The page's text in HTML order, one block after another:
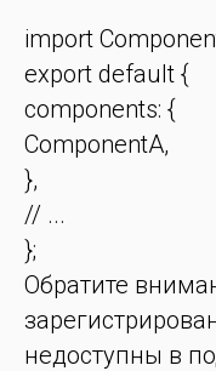
import
export default {
components: {
ComponentA,
},
// ...
};
Обратите
недоступны в